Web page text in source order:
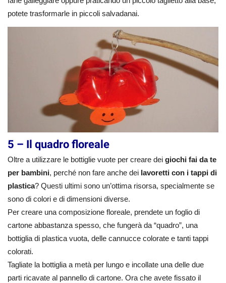
potete trasformarle in piccoli salvadanai.
5 – Il quadro floreale
Oltre a utilizzare le bottiglie vuote per creare dei giochi fai da te
per bambini, perché non fare anche dei lavoretti con i tappi di
plastica? Questi ultimi sono un’ottima risorsa, specialmente se
sono di colori e di dimensioni diverse.
Per creare una composizione floreale, prendete un foglio di
cartone abbastanza spesso, che fungerà da “quadro”, una
bottiglia di plastica vuota, delle cannucce colorate e tanti tappi
colorati.
Tagliate la bottiglia a metà per lungo e incollate una delle due
parti ricavate al pannello di cartone. Ora che avete fissato il